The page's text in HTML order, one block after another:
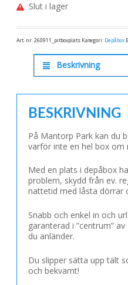
Slut i lager
Art. nr.260911_pitboxplats Kategori: Depåbox
Beskrivning
BESKRIVNING
På Mantorp Park kan du
varför inte en hel box om
Med en plats i depåbox
problem, skydd från ev.
nattetid med låsta dörrar
Snabb och enkel in och
garanterad i ”centrum”
du anländer.
Du slipper sätta upp tält
och bekvämt!